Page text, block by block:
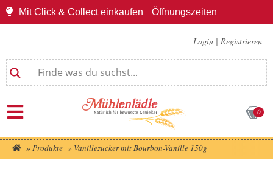
Mit Click & Collect einkaufen Öffnungszeiten
Login | Registrieren
0
» Produkte » Vanillezucker mit Bourbon-Vanille 150g